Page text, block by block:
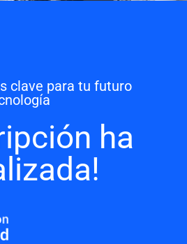
clave para tu futuro
ha